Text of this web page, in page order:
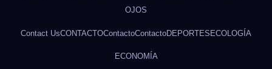
OJOS
Contact UsCONTACTOContactoContactoDEPORTESECOLOGÍA
ECONOMÍA